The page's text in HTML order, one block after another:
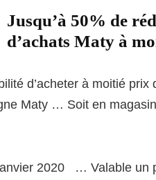
Jusqu’à 50% de
d’achats Maty à
d’acheter à moitié prix
Maty … Soit en
2020 … Valable un